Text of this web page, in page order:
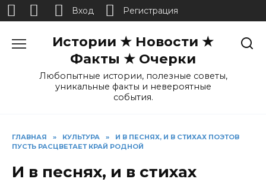
Истории ★ Новости ★
Факты ★ Очерки
Любопытные истории, полезные советы,
уникальные факты и невероятные
события.
ГЛАВНАЯ » КУЛЬТУРА »
И В ПЕСНЯХ, И В СТИХАХ ПОЭТОВ
ПУСТЬ РАСЦВЕТАЕТ КРАЙ РОДНОЙ
И в песнях, и в стихах
Вход Регистрация